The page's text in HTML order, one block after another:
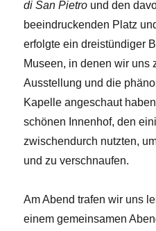
di San Pietro und den
beeindruckenden Platz
erfolgte ein dreistündiger
Museen, in denen wir uns
Ausstellung und die
Kapelle angeschaut
schönen Innenhof, den
zwischendurch nutzten,
und zu verschnaufen.
Am Abend trafen wir uns
einem gemeinsamen